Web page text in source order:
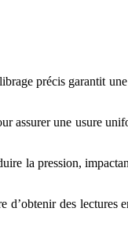
précis garantit
assurer une usure
la pression,
des